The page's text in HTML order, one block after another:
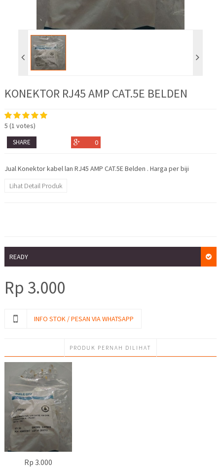
KONEKTOR RJ45 AMP CAT.5E BELDEN
5 (1 votes)
SHARE 0
Jual Konektor kabel lan RJ45 AMP CAT.5E Belden . Harga per biji
Lihat Detail Produk
READY
Rp 3.000
INFO STOK / PESAN VIA WHATSAPP
PRODUK PERNAH DILIHAT
Rp 3.000